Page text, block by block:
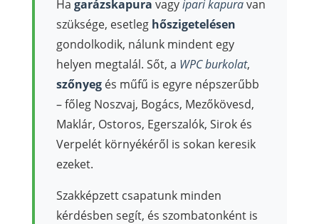
Ha garázskapura vagyipari kapuravan
szüksége, esetleg hőszigetelésen
gondolkodik, nálunk mindent egy
helyen megtalál. Sőt, a WPC burkolat,
szőnyegés műfű is egyre népszerűbb
– főleg Noszvaj, Bogács, Mezőkövesd,
Maklár, Ostoros, Egerszalók, Sirok és
Verpelét környékéről is sokan keresik
ezeket.
Szakképzett csapatunk minden
kérdésben segít, és szombatonként is